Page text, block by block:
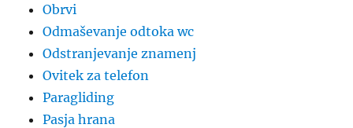
Obrvi
Odmaševanje odtoka wc
Odstranjevanje znamenj
Ovitek za telefon
Paragliding
Pasja hrana